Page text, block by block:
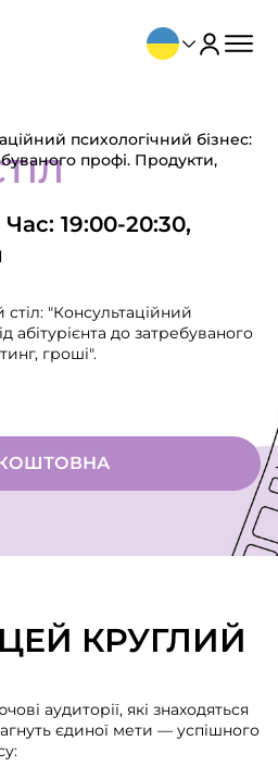
психологічний бізнес:
профі. Продукти,
19:00-20:30,
"Консультаційний
абітурієнта до затребуваного
гроші".
КРУГЛИЙ
аудиторії, які знаходяться
єдиної мети — успішного